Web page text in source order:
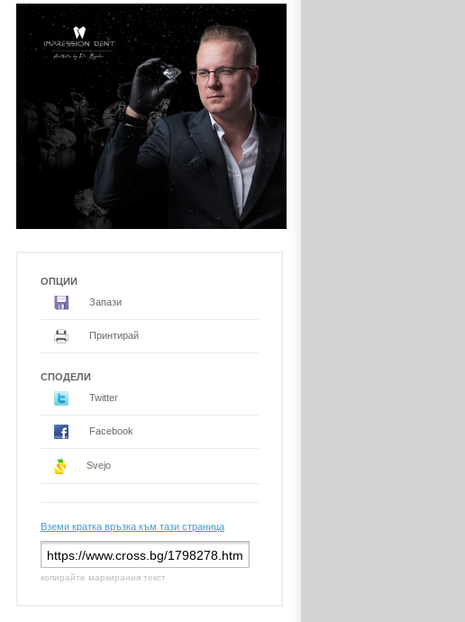
ОПЦИИ
Запази
Принтирай
СПОДЕЛИ
Twitter
Facebook
Svejo
Вземи кратка връзка към тази страница
копирайте маркирания текст